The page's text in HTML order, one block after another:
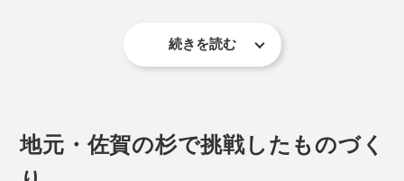
部屋が明るい印象になる『NENRIN』の家具たち。壁に掛けたウォールミラー
と、ソファ脇のテーブルスツール、ティッシュケース
材）は白い特徴があります。
続きを読む
地元・佐賀の杉で挑戦したものづく